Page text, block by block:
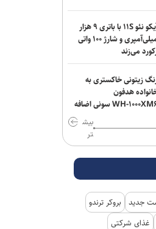
آیکو نئو ۱۱S با باتری ۹ هزار
میلی‌آمپری و شارژ ۱۰۰ واتی
می‌زند
زیتونی خاکستری به
هدفون
WH-۱۰۰۰XM۶ سونی اضافه
بیش
تر
جدید
بروکر ترندو
غذای شرکتی